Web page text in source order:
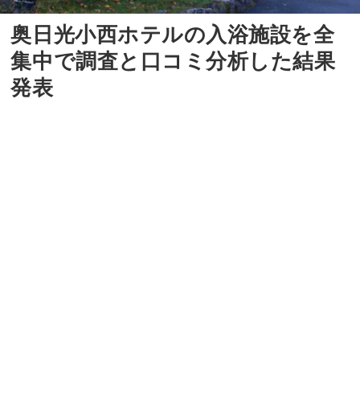
奥日光小西ホテルの入浴施設を全
集中で調査と口コミ分析した結果
発表